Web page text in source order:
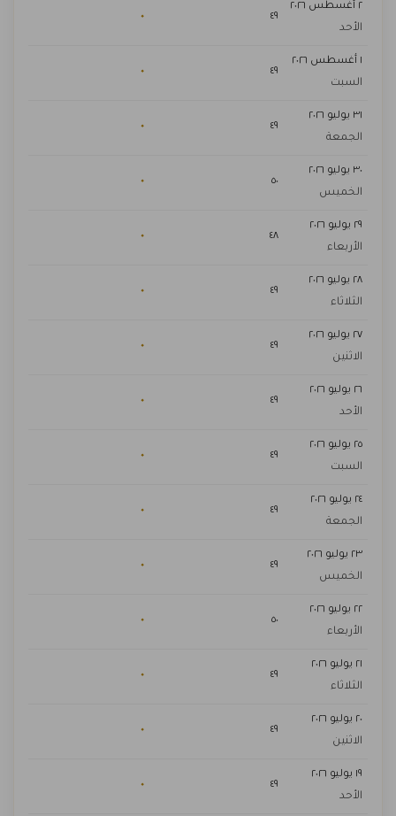
٢ أغسطس ٢٠٢٦
الأحد
٤٩ ٠
السبت
٤٩ ٠
٣١ يوليو ٢٠٢٦
الجمعة
٤٩ ٠
٣٠ يوليو ٢٠٢٦
الخميس
٥٠ ٠
٢٩ يوليو ٢٠٢٦
الأربعاء
٤٨ ٠
٢٨ يوليو ٢٠٢٦
الثلاثاء
٤٩ ٠
٢٧ يوليو ٢٠٢٦
الاثنين
٤٩ ٠
٢٦ يوليو ٢٠٢٦
الأحد
٤٩ ٠
٢٥ يوليو ٢٠٢٦
السبت
٤٩ ٠
٢٤ يوليو ٢٠٢٦
الجمعة
٤٩ ٠
٢٣ يوليو ٢٠٢٦
الخميس
٤٩ ٠
٢٢ يوليو ٢٠٢٦
الأربعاء
٥٠ ٠
٢١ يوليو ٢٠٢٦
الثلاثاء
٤٩ ٠
٢٠ يوليو ٢٠٢٦
الاثنين
٤٩ ٠
١٩ يوليو ٢٠٢٦
الأحد
٤٩ ٠